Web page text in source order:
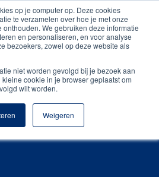
op je computer op. Deze cookies
te verzamelen over hoe je met onze
onthouden. We gebruiken deze informatie
en personaliseren, en voor analyse
bezoekers, zowel op deze website als
niet worden gevolgd bij je bezoek aan
cookie in je browser geplaatst om
wilt worden.
Weigeren